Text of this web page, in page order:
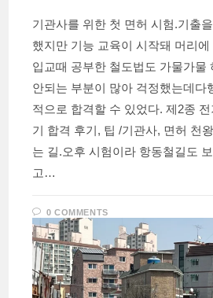
기관사를 위한 첫 면허 시험.기출
했지만 기능 교육이 시작돼 머리
입교때 공부한 철도법도 가물가물
안되는 부분이 많아 걱정했는데다
적으로 합격할 수 있었다. 제2종
기 합격 후기, 팁 /기관사, 면허 천
는 길.오후 시험이라 항동철길도
고…
0 COMMENTS